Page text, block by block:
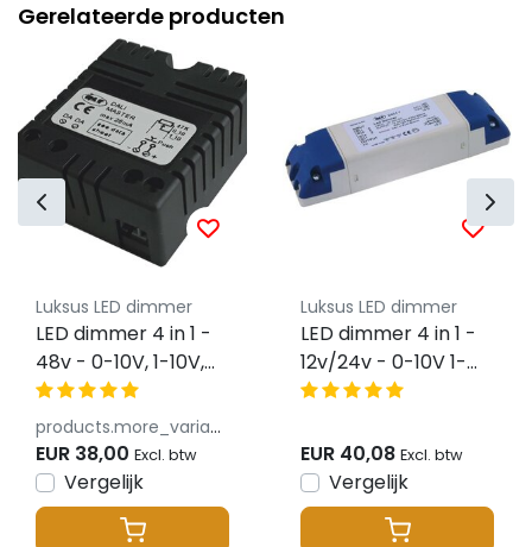
Gerelateerde producten
Luksus LED dimmer
LED dimmer 4 in 1 -
48v - 0-10V, 1-10V,
Dali, Push Dim -
Instelbaar
products.more_variants_available
EUR 38,00 Excl. btw
Vergelijk
Luksus LED dimmer
LED dimmer 4 in 1 -
12v/24v - 0-10V 1-
10V Dali Push -
EUR 40,08 Excl. btw
Vergelijk